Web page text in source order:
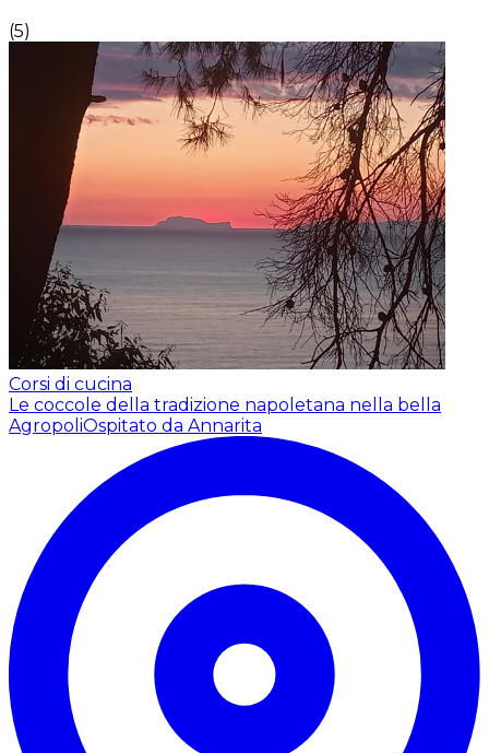
(5)
Corsi di cucina
Le coccole della tradizione napoletana nella bella
AgropoliOspitato da Annarita